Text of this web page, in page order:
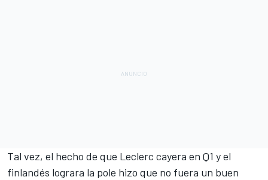
Tal vez, el hecho de que Leclerc cayera en Q1 yel
finlandés lograra la pole hizo que no fuera un buen